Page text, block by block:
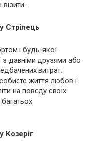
Стрілець
і будь-якої
з давніми друзями або
витрат.
життя любов і
на поводу своїх
Козеріг